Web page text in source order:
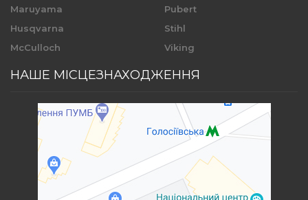
Maruyama
Husqvarna
McCulloch
Pubert
Stihl
Viking
НАШЕ МІСЦЕЗНАХОДЖЕННЯ